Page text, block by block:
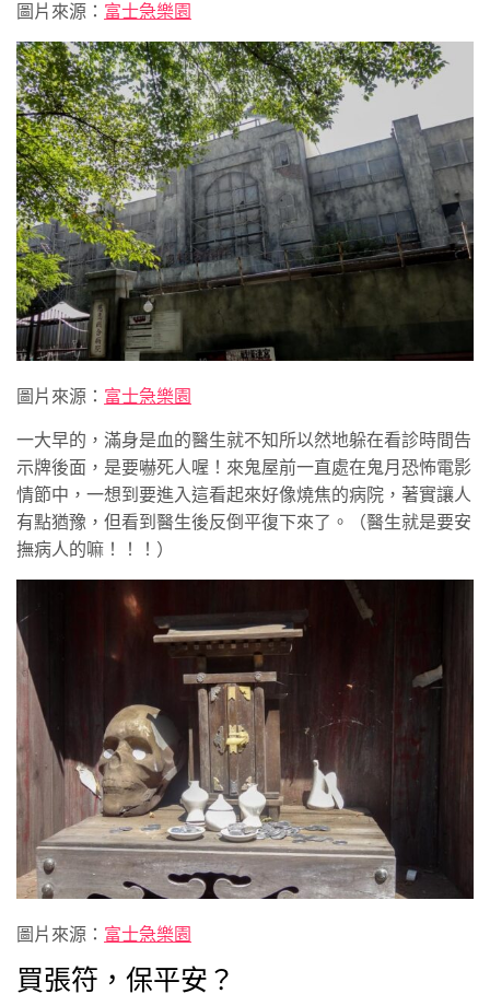
圖片來源： 富士急樂園
圖片來源： 富士急樂園
一大早的，滿身是血的醫生就不知所以然地躲在看診時間告
示牌後面，是要嚇死人喔！來鬼屋前一直處在鬼月恐怖電影
情節中，一想到要進入這看起來好像燒焦的病院，著實讓人
有點猶豫，但看到醫生後反倒平復下來了。（醫生就是要安
撫病人的嘛！！！）
圖片來源： 富士急樂園
買張符，保平安？